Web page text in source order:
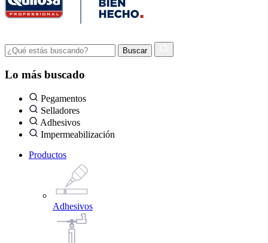
Lo más buscado
Pegamentos
Selladores
Adhesivos
Impermeabilización
Productos
Adhesivos